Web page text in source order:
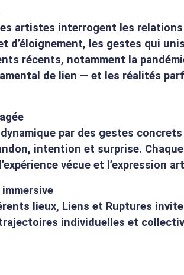
artistes interrogent les relations
d’éloignement, les gestes qui
récents, notamment la
de lien — et les réalités
par des gestes
intention et surprise.
vécue et l’expression
lieux, Liens et Ruptures
individuelles et